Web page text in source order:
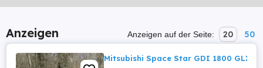
Anzeigen Anzeigen auf der Seite: 20 50
Mitsubishi Space Star GDI 1800 GLX